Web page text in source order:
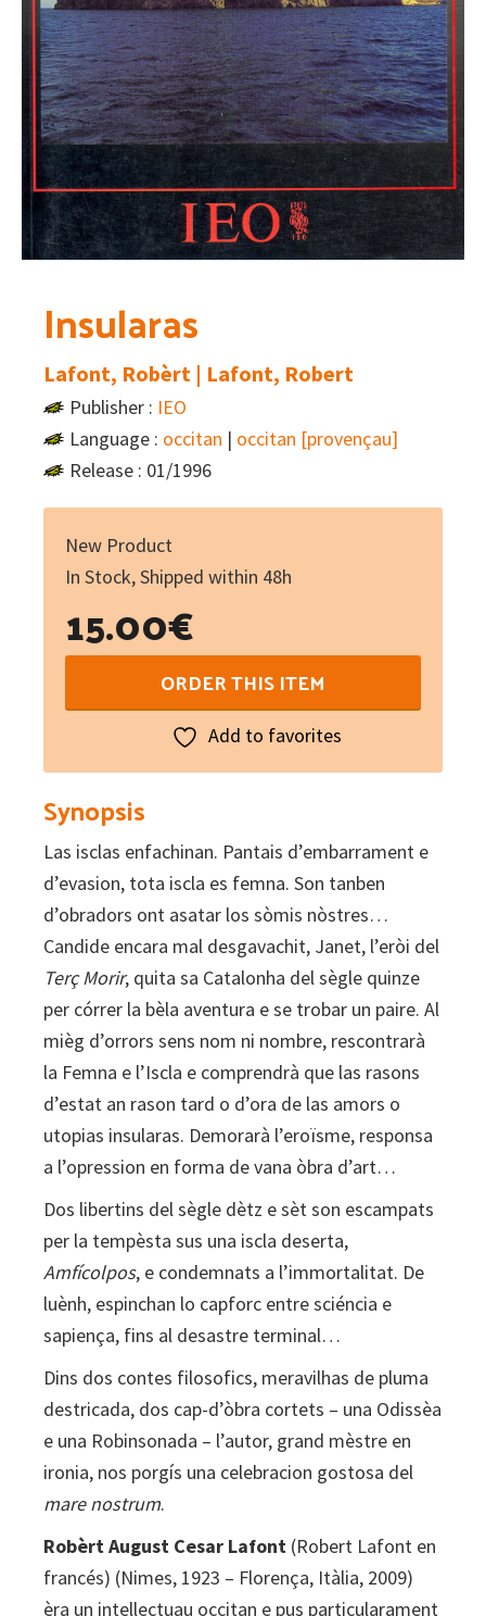
Insularas
Lafont, Robèrt | Lafont, Robert
Publisher : IEO
Language : occitan | occitan [provençau]
Release : 01/1996
New Product
In Stock, Shipped within 48h
15.00€
quantity
ORDER THIS ITEM
Add to favorites
Synopsis
Las isclas enfachinan. Pantais d’embarrament e
d’evasion, tota iscla es femna. Son tanben
d’obradors ont asatar los sòmis nòstres…
Candide encara mal desgavachit, Janet, l’eròi del
Terç Morir, quita sa Catalonha del sègle quinze
per córrer la bèla aventura e se trobar un paire. Al
mièg d’orrors sens nom ni nombre, rescontrarà
la Femna e l’Iscla e comprendrà que las rasons
d’estat an rason tard o d’ora de las amors o
utopias insularas. Demorarà l’eroïsme, responsa
a l’opression en forma de vana òbra d’art…
Dos libertins del sègle dètz e sèt son escampats
per la tempèsta sus una iscla deserta,
Amfícolpos, e condemnats a l’immortalitat. De
luènh, espinchan lo capforc entre sciéncia e
sapiença, fins al desastre terminal…
Dins dos contes filosofics, meravilhas de pluma
destricada, dos cap-d’òbra cortets – una Odissèa
e una Robinsonada – l’autor, grand mèstre en
ironia, nos porgís una celebracion gostosa del
mare nostrum.
Robèrt August Cesar Lafont (Robert Lafont en
francés) (Nimes, 1923 – Florença, Itàlia, 2009)
èra un intellectuau occitan e pus particularament